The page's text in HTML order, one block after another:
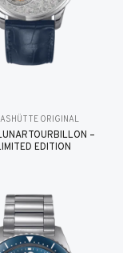
ORIGINAL
–
EDITION